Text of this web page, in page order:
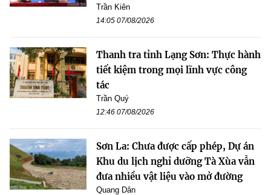
Trần Kiên
14:05 07/08/2026
Thanh tra tỉnh Lạng Sơn: Thực hành
tiết kiệm trong mọi lĩnh vực công
tác
Trần Quý
12:46 07/08/2026
Sơn La: Chưa được cấp phép, Dự án
Khu du lịch nghỉ dưỡng Tà Xùa vẫn
đưa nhiều vật liệu vào mở đường
Quang Dân